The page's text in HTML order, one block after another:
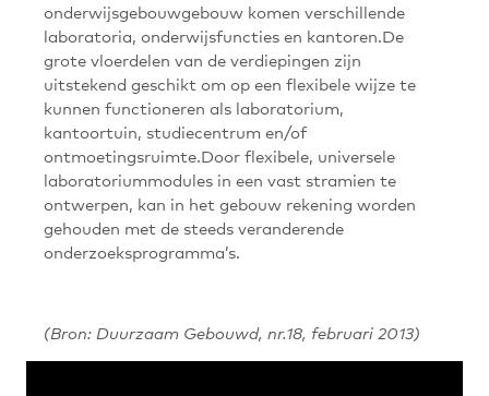
onderwijsgebouwgebouw komen verschillende
laboratoria, onderwijsfuncties en kantoren.De
grote vloerdelen van de verdiepingen zijn
uitstekend geschikt om op een flexibele wijze te
kunnen functioneren als laboratorium,
kantoortuin, studiecentrum en/of
ontmoetingsruimte.Door flexibele, universele
laboratoriummodules in een vast stramien te
ontwerpen, kan in het gebouw rekening worden
gehouden met de steeds veranderende
onderzoeksprogramma’s.
(Bron: Duurzaam Gebouwd, nr.18, februari 2013)